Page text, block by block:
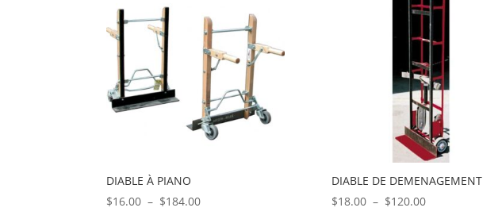
$89.00
à
$105.00
DIABLE À PIANO
$16.00 – $184.00Plage
DIABLE DE DEMENAGEMENT
$18.00 – $120.00Plage